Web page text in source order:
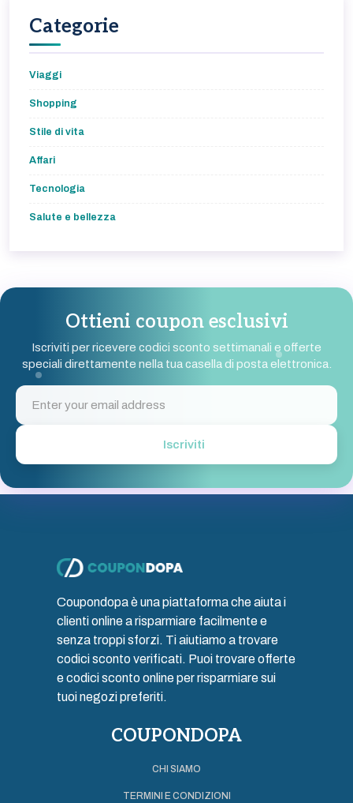
Categorie
Viaggi
Shopping
Stile di vita
Affari
Tecnologia
Salute e bellezza
Ottieni coupon esclusivi
Iscriviti per ricevere codici sconto settimanali e offerte
speciali direttamente nella tua casella di posta elettronica.
Iscriviti
Coupondopa è una piattaforma che aiuta i
clienti online a risparmiare facilmente e
senza troppi sforzi. Ti aiutiamo a trovare
codici sconto verificati. Puoi trovare offerte
e codici sconto online per risparmiare sui
tuoi negozi preferiti.
COUPONDOPA
CHI SIAMO
TERMINI E CONDIZIONI